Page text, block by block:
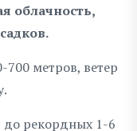
облачность,
метров, ветер
до рекордных 1-6